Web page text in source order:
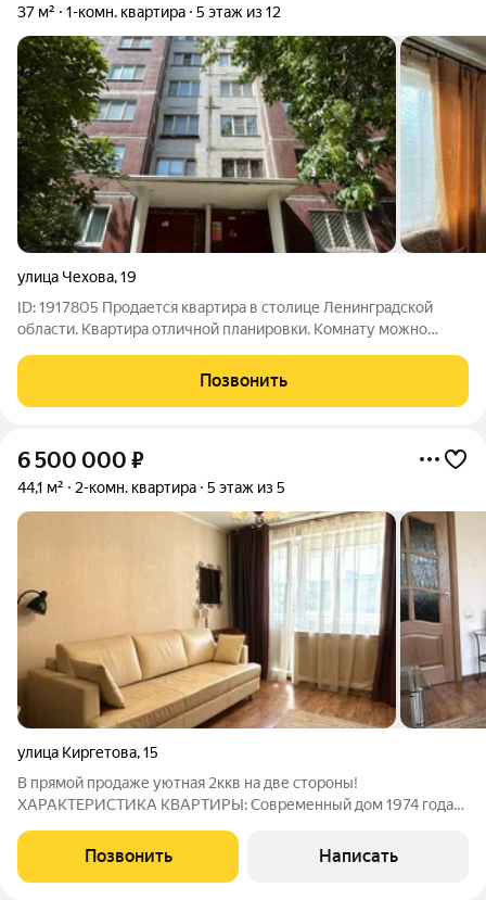
37 м² 1-комн. квартира 5 этаж из 12
улица Чехова,19
ID: 1917805 Продается квартира в столице Ленинградской
области. Квартира отличной планировки. Комнату можно
оборудовать гардеробную. Продается с мебелью. В парадной
два новых лифта. В шаговой
Позвонить
6 500 000 ₽
44,1 м² 2-комн. квартира 5 этаж из 5
улица Киргетова,15
В прямой продаже уютная 2ккв на две стороны!
ХАРАКТЕРИСТИКА КВАРТИРЫ: Современный дом 1974 года
инфраструктурой, что делает проживание здесь максимально
удобным и комфортным; Двор утопающий в
Позвонить Написать